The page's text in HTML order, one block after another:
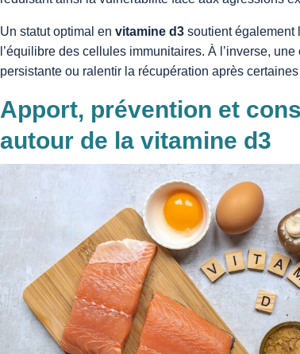
Un statut optimal envitamine d3 soutient également
l’équilibre des cellules immunitaires. À l’inverse,
persistante ou ralentir la récupération après
Apport, prévention et
autour de la vitamine d3